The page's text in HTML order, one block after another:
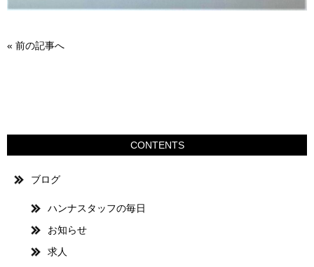
« 前の記事へ
CONTENTS
ブログ
ハンナスタッフの毎日
お知らせ
求人